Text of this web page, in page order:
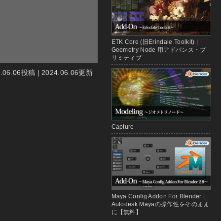
投稿 | 2024.06.06更新
ETK Core (旧Erindale Toolkit) |
Geometry Node 用アドバンス・プ
リミティブ
Capture
Maya Config Addon For Blender |
Autodesk Mayaの操作性をそのまま
に【無料】